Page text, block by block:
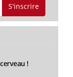
S'inscrire
!